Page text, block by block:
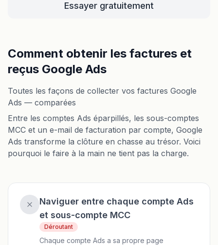
Essayer gratuitement
Comment obtenir les factures et
reçus Google Ads
Toutes les façons de collecter vos factures Google
Ads — comparées
Entre les comptes Ads éparpillés, les sous-comptes
MCC et un e-mail de facturation par compte, Google
Ads transforme la clôture en chasse au trésor. Voici
pourquoi le faire à la main ne tient pas la charge.
Naviguer entre chaque compte Ads
et sous-compte MCC
Déroutant
Chaque compte Ads a sa propre page